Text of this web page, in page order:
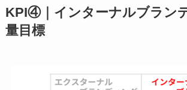
KPI④｜インターナルブラン
量目標